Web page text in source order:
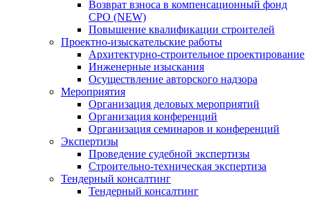
Возврат взноса в компенсационный фонд
СРО (NEW)
Повышение квалификации строителей
Проектно-изыскательские работы
Архитектурно-строительное проектирование
Инженерные изыскания
Осуществление авторского надзора
Мероприятия
Организация деловых мероприятий
Организация конференций
Организация семинаров и конференций
Экспертизы
Проведение судебной экспертизы
Строительно-техническая экспертиза
Тендерный консалтинг
Тендерный консалтинг